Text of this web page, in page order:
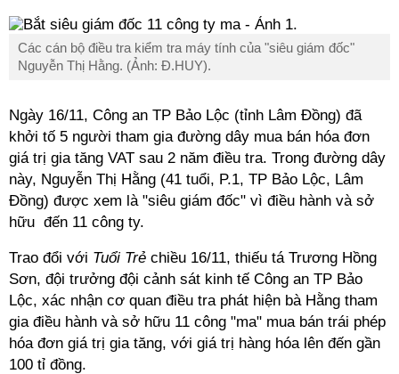
Các cán bộ điều tra kiểm tra máy tính của "siêu giám đốc"
Nguyễn Thị Hằng. (Ảnh: Đ.HUY).
Ngày 16/11, Công an TP Bảo Lộc (tỉnh Lâm Đồng) đã
khởi tố 5 người tham gia đường dây mua bán hóa đơn
giá trị gia tăng VAT sau 2 năm điều tra. Trong đường dây
này, Nguyễn Thị Hằng (41 tuổi, P.1, TP Bảo Lộc, Lâm
Đồng) được xem là "siêu giám đốc" vì điều hành và sở
hữu đến 11 công ty.
Trao đổi với Tuổi Trẻ chiều 16/11, thiếu tá Trương Hồng
Sơn, đội trưởng đội cảnh sát kinh tế Công an TP Bảo
Lộc, xác nhận cơ quan điều tra phát hiện bà Hằng tham
gia điều hành và sở hữu 11 công "ma" mua bán trái phép
hóa đơn giá trị gia tăng, với giá trị hàng hóa lên đến gần
100 tỉ đồng.